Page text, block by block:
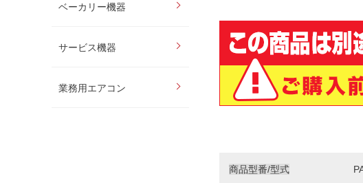
ベーカリー機器
サービス機器
業務用エアコン
商品型番/型式